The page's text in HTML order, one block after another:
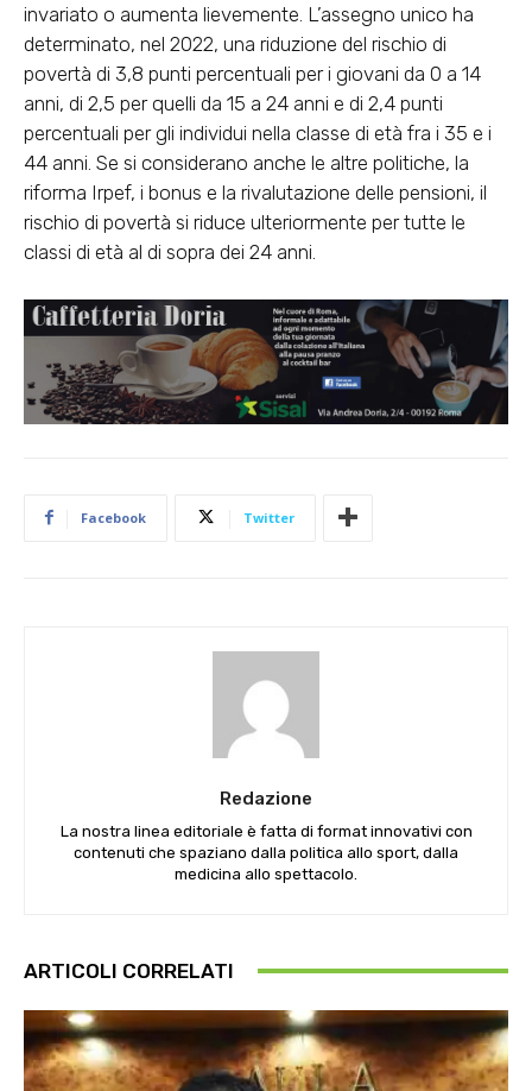
invariato o aumenta lievemente. L’assegno unico ha
determinato, nel 2022, una riduzione del rischio di
povertà di 3,8 punti percentuali per i giovani da 0 a 14
anni, di 2,5 per quelli da 15 a 24 anni e di 2,4 punti
percentuali per gli individui nella classe di età fra i 35 e i
44 anni. Se si considerano anche le altre politiche, la
riforma Irpef, i bonus e la rivalutazione delle pensioni, il
rischio di povertà si riduce ulteriormente per tutte le
classi di età al di sopra dei 24 anni.
Facebook Twitter
Redazione
La nostra linea editoriale è fatta di format innovativi con
contenuti che spaziano dalla politica allo sport, dalla
medicina allo spettacolo.
ARTICOLI CORRELATI